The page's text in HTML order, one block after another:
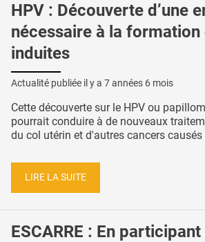
HPV : Découverte d’une
nécessaire à la
induites
Actualité publiée il y a 7 années 6 mois
Cette découverte sur le HPV ou
pourrait conduire à de nouveaux
du col utérin et d'autres cancers causés
LIRE LA SUITE
ESCARRE : En